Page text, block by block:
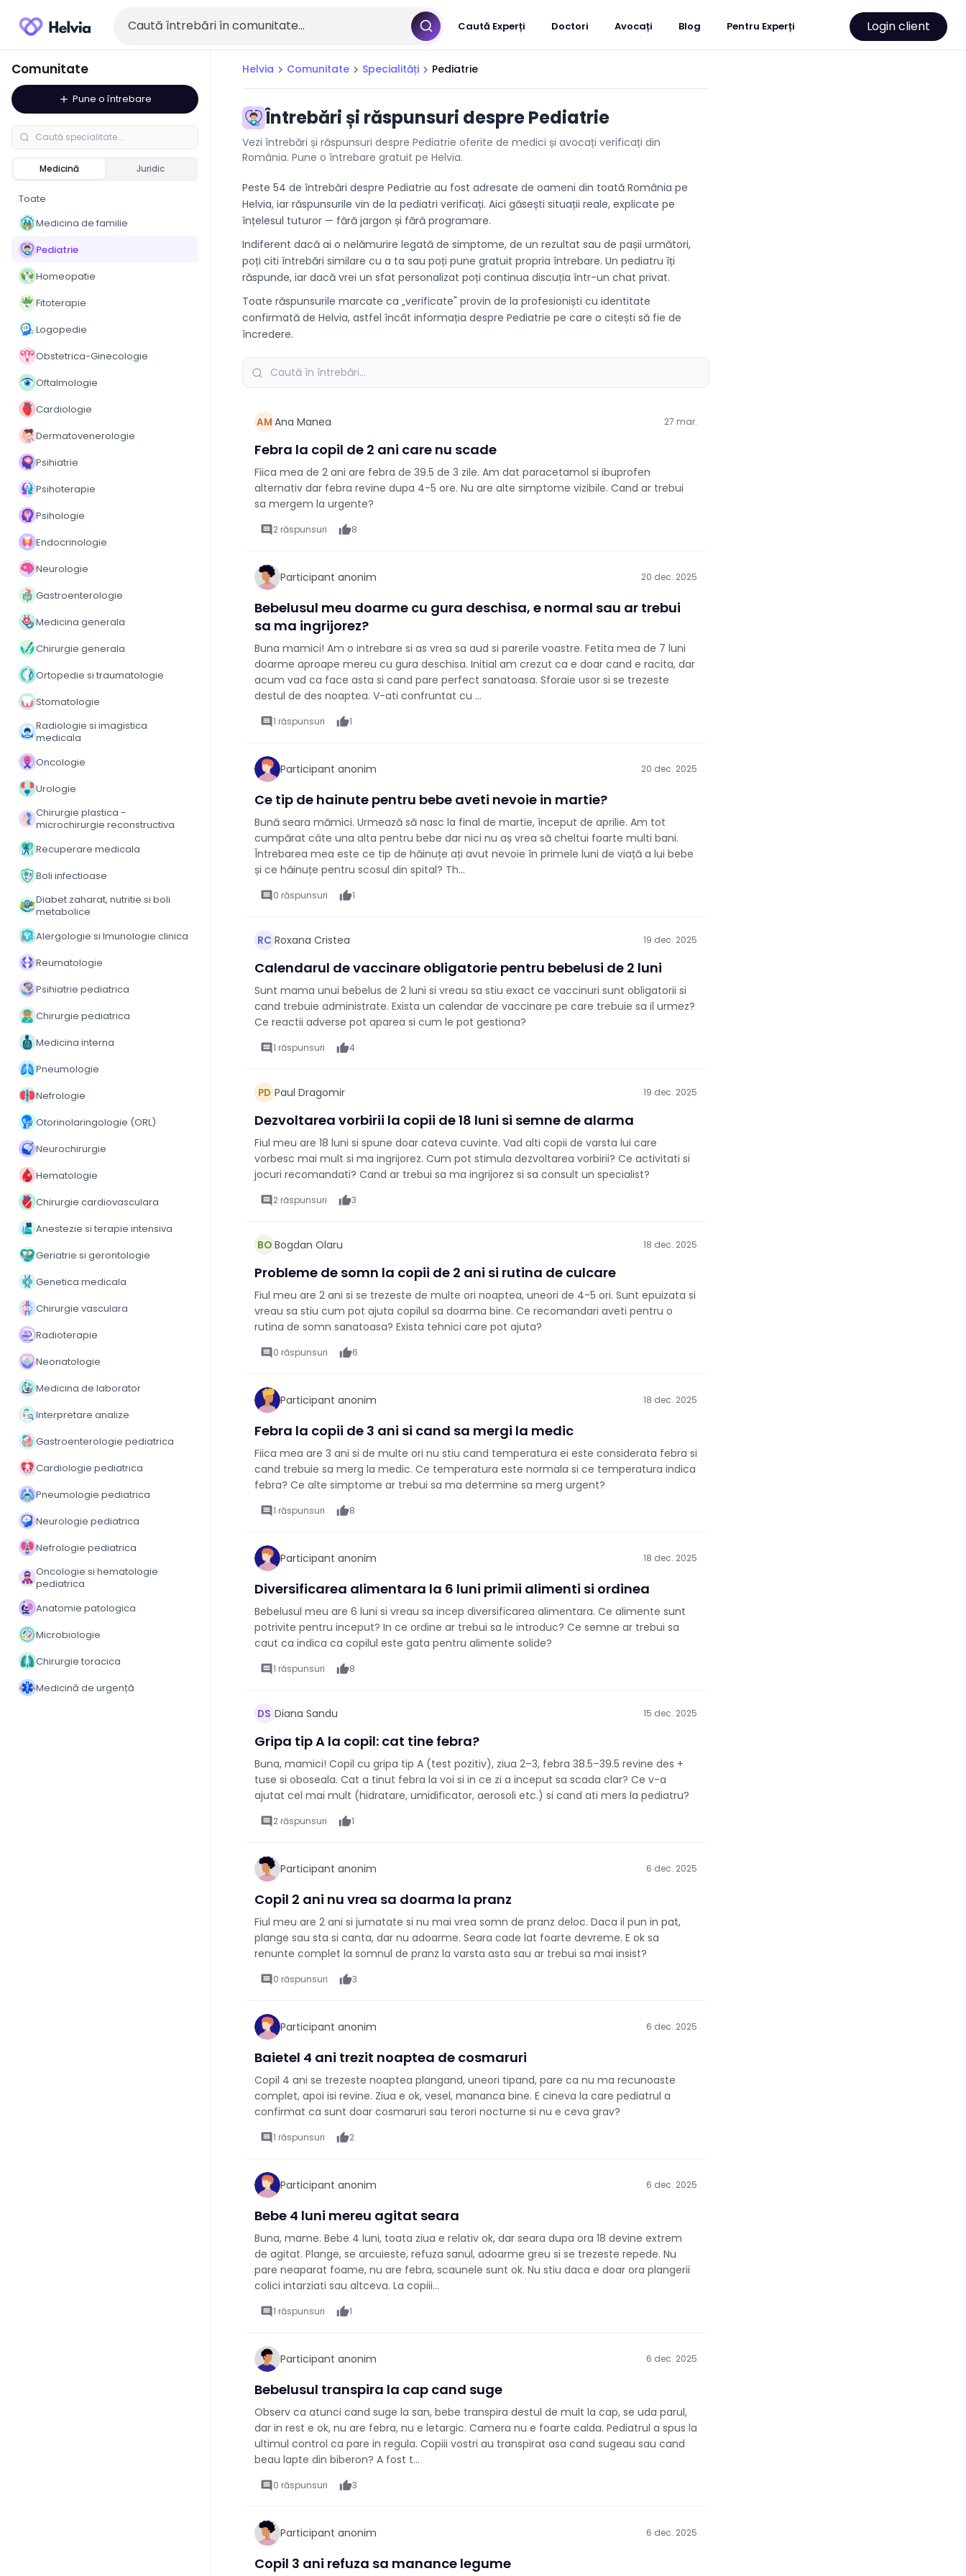
Caută Experți Doctori Avocați Blog Pentru Experți Login client
Comunitate
add Pune o întrebare
Medicină Juridic
Toate
Medicina de familie
Pediatrie
Homeopatie
Fitoterapie
Logopedie
Obstetrica-Ginecologie
Oftalmologie
Cardiologie
Dermatovenerologie
Psihiatrie
Psihoterapie
Psihologie
Endocrinologie
Neurologie
Gastroenterologie
Medicina generala
Chirurgie generala
Ortopedie si traumatologie
Stomatologie
Radiologie si imagistica
medicala
Oncologie
Urologie
Chirurgie plastica -
microchirurgie reconstructiva
Recuperare medicala
Boli infectioase
Diabet zaharat, nutritie si boli
metabolice
Alergologie si Imunologie clinica
Reumatologie
Psihiatrie pediatrica
Chirurgie pediatrica
Medicina interna
Pneumologie
Nefrologie
Otorinolaringologie (ORL)
Neurochirurgie
Hematologie
Chirurgie cardiovasculara
Anestezie si terapie intensiva
Geriatrie si gerontologie
Genetica medicala
Chirurgie vasculara
Radioterapie
Neonatologie
Medicina de laborator
Interpretare analize
Gastroenterologie pediatrica
Cardiologie pediatrica
Pneumologie pediatrica
Neurologie pediatrica
Nefrologie pediatrica
Oncologie si hematologie
pediatrica
Anatomie patologica
Microbiologie
Chirurgie toracica
Medicină de urgență
Helvia chevron_right Comunitate chevron_right Specialități chevron_right Pediatrie
Întrebări și răspunsuri despre Pediatrie
Vezi întrebări și răspunsuri despre Pediatrie oferite de medici și avocați verificați din
România. Pune o întrebare gratuit pe Helvia.
Peste 54 de întrebări despre Pediatrie au fost adresate de oameni din toată România pe
Helvia, iar răspunsurile vin de la pediatri verificați. Aici găsești situații reale, explicate pe
înțelesul tuturor — fără jargon și fără programare.
Indiferent dacă ai o nelămurire legată de simptome, de un rezultat sau de pașii următori,
poți citi întrebări similare cu a ta sau poți pune gratuit propria întrebare. Un pediatru îți
răspunde, iar dacă vrei un sfat personalizat poți continua discuția într-un chat privat.
Toate răspunsurile marcate ca „verificate" provin de la profesioniști cu identitate
confirmată de Helvia, astfel încât informația despre Pediatrie pe care o citești să fie de
încredere.
AM Ana Manea 27 mar.
Febra la copil de 2 ani care nu scade
Fiica mea de 2 ani are febra de 39.5 de 3 zile. Am dat paracetamol si ibuprofen
alternativ dar febra revine dupa 4-5 ore. Nu are alte simptome vizibile. Cand ar trebui
sa mergem la urgente?
comment 2 răspunsuri thumb_up8
Participant anonim 20 dec. 2025
Bebelusul meu doarme cu gura deschisa, e normal sau ar trebui
sa ma ingrijorez?
Buna mamici! Am o intrebare si as vrea sa aud si parerile voastre. Fetita mea de 7 luni
doarme aproape mereu cu gura deschisa. Initial am crezut ca e doar cand e racita, dar
acum vad ca face asta si cand pare perfect sanatoasa. Sforaie usor si se trezeste
destul de des noaptea. V-ati confruntat cu ...
comment 1 răspunsuri thumb_up1
Participant anonim 20 dec. 2025
Ce tip de hainute pentru bebe aveti nevoie in martie?
Bună seara mămici. Urmează să nasc la final de martie, început de aprilie. Am tot
cumpărat câte una alta pentru bebe dar nici nu aș vrea să cheltui foarte multi bani.
Întrebarea mea este ce tip de hăinuțe ați avut nevoie în primele luni de viață a lui bebe
și ce hăinuțe pentru scosul din spital? Th...
comment 0 răspunsuri thumb_up1
RC Roxana Cristea 19 dec. 2025
Calendarul de vaccinare obligatorie pentru bebelusi de 2 luni
Sunt mama unui bebelus de 2 luni si vreau sa stiu exact ce vaccinuri sunt obligatorii si
cand trebuie administrate. Exista un calendar de vaccinare pe care trebuie sa il urmez?
Ce reactii adverse pot aparea si cum le pot gestiona?
comment 1 răspunsuri thumb_up4
PD Paul Dragomir 19 dec. 2025
Dezvoltarea vorbirii la copii de 18 luni si semne de alarma
Fiul meu are 18 luni si spune doar cateva cuvinte. Vad alti copii de varsta lui care
vorbesc mai mult si ma ingrijorez. Cum pot stimula dezvoltarea vorbirii? Ce activitati si
jocuri recomandati? Cand ar trebui sa ma ingrijorez si sa consult un specialist?
comment 2 răspunsuri thumb_up3
BO Bogdan Olaru 18 dec. 2025
Probleme de somn la copii de 2 ani si rutina de culcare
Fiul meu are 2 ani si se trezeste de multe ori noaptea, uneori de 4-5 ori. Sunt epuizata si
vreau sa stiu cum pot ajuta copilul sa doarma bine. Ce recomandari aveti pentru o
rutina de somn sanatoasa? Exista tehnici care pot ajuta?
comment 0 răspunsuri thumb_up6
Participant anonim 18 dec. 2025
Febra la copii de 3 ani si cand sa mergi la medic
Fiica mea are 3 ani si de multe ori nu stiu cand temperatura ei este considerata febra si
cand trebuie sa merg la medic. Ce temperatura este normala si ce temperatura indica
febra? Ce alte simptome ar trebui sa ma determine sa merg urgent?
comment 1 răspunsuri thumb_up8
Participant anonim 18 dec. 2025
Diversificarea alimentara la 6 luni primii alimenti si ordinea
Bebelusul meu are 6 luni si vreau sa incep diversificarea alimentara. Ce alimente sunt
potrivite pentru inceput? In ce ordine ar trebui sa le introduc? Ce semne ar trebui sa
caut ca indica ca copilul este gata pentru alimente solide?
comment 1 răspunsuri thumb_up8
DS Diana Sandu 15 dec. 2025
Gripa tip A la copil: cat tine febra?
Buna, mamici! Copil cu gripa tip A (test pozitiv), ziua 2–3, febra 38.5–39.5 revine des +
tuse si oboseala. Cat a tinut febra la voi si in ce zi a inceput sa scada clar? Ce v-a
ajutat cel mai mult (hidratare, umidificator, aerosoli etc.) si cand ati mers la pediatru?
comment 2 răspunsuri thumb_up1
Participant anonim 6 dec. 2025
Copil 2 ani nu vrea sa doarma la pranz
Fiul meu are 2 ani si jumatate si nu mai vrea somn de pranz deloc. Daca il pun in pat,
plange sau sta si canta, dar nu adoarme. Seara cade lat foarte devreme. E ok sa
renunte complet la somnul de pranz la varsta asta sau ar trebui sa mai insist?
comment 0 răspunsuri thumb_up3
Participant anonim 6 dec. 2025
Baietel 4 ani trezit noaptea de cosmaruri
Copil 4 ani se trezeste noaptea plangand, uneori tipand, pare ca nu ma recunoaste
complet, apoi isi revine. Ziua e ok, vesel, mananca bine. E cineva la care pediatrul a
confirmat ca sunt doar cosmaruri sau terori nocturne si nu e ceva grav?
comment 1 răspunsuri thumb_up2
Participant anonim 6 dec. 2025
Bebe 4 luni mereu agitat seara
Buna, mame. Bebe 4 luni, toata ziua e relativ ok, dar seara dupa ora 18 devine extrem
de agitat. Plange, se arcuieste, refuza sanul, adoarme greu si se trezeste repede. Nu
pare neaparat foame, nu are febra, scaunele sunt ok. Nu stiu daca e doar ora plangerii
colici intarziati sau altceva. La copiii...
comment 1 răspunsuri thumb_up1
Participant anonim 6 dec. 2025
Bebelusul transpira la cap cand suge
Observ ca atunci cand suge la san, bebe transpira destul de mult la cap, se uda parul,
dar in rest e ok, nu are febra, nu e letargic. Camera nu e foarte calda. Pediatrul a spus la
ultimul control ca pare in regula. Copiii vostri au transpirat asa cand sugeau sau cand
beau lapte din biberon? A fost t...
comment 0 răspunsuri thumb_up3
Participant anonim 6 dec. 2025
Copil 3 ani refuza sa manance legume